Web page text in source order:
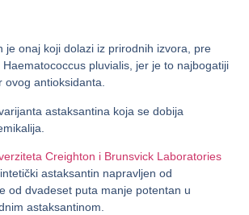
je onaj koji dolazi iz prirodnih izvora, pre
pluvialis, jer je to najbogatiji
ovog antioksidanta.
astaksantina koja se dobija
Creighton i Brunsvick Laboratories
astaksantin napravljen od
od dvadeset puta manje potentan u
astaksantinom.